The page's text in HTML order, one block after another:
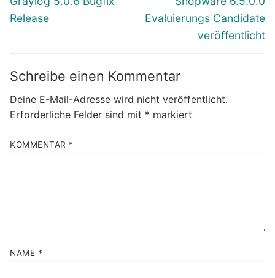
Beitrag:
Release
Beitrag:
Evaluierungs Candidate
veröffentlicht
Schreibe einen Kommentar
Deine E-Mail-Adresse wird nicht veröffentlicht.
Erforderliche Felder sind mit * markiert
KOMMENTAR *
NAME *